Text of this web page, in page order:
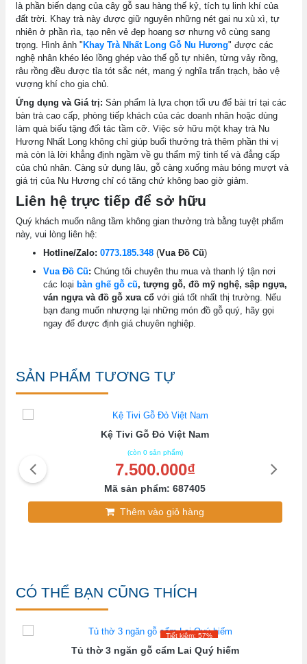
là phần biến dạng của cây gỗ sau hàng thế kỷ, tích tụ linh khí của
đất trời. Khay trà này được giữ nguyên những nét gai nu xù xì, tự
nhiên ở phần rìa, tạo nên vẻ đẹp hoang sơ nhưng vô cùng sang
trọng. Hình ảnh " Khay Trà Nhất Long Gỗ Nu Hương" được các
nghệ nhân khéo léo lồng ghép vào thế gỗ tự nhiên, từng vảy rồng,
râu rồng đều được tỉa tót sắc nét, mang ý nghĩa trấn trạch, bảo vệ
vượng khí cho gia chủ.
Ứng dụng và Giá trị: Sản phẩm là lựa chọn tối ưu để bài trí tại các
bàn trà cao cấp, phòng tiếp khách của các doanh nhân hoặc dùng
làm quà biếu tặng đối tác tầm cỡ. Việc sở hữu một khay trà Nu
Hương Nhất Long không chỉ giúp buổi thưởng trà thêm phần thi vị
mà còn là lời khẳng định ngầm về gu thẩm mỹ tinh tế và đẳng cấp
của chủ nhân. Càng sử dụng lâu, gỗ càng xuống màu bóng mượt và
giá trị của Nu Hương chỉ có tăng chứ không bao giờ giảm.
Liên hệ trực tiếp để sở hữu
Quý khách muốn nâng tầm không gian thưởng trà bằng tuyệt phẩm
này, vui lòng liên hệ:
Hotline/Zalo: 0773.185.348 (Vua Đồ Cũ)
Vua Đồ Cũ: Chúng tôi chuyên thu mua và thanh lý tận nơi
các loại bàn ghế gỗ cũ, tượng gỗ, đồ mỹ nghệ, sập ngựa,
ván ngựa và đồ gỗ xưa cổ với giá tốt nhất thị trường. Nếu
bạn đang muốn nhượng lại những món đồ gỗ quý, hãy gọi
ngay để được định giá chuyên nghiệp.
SẢN PHẨM TƯƠNG TỰ
Kệ Tivi Gỗ Đỏ Việt Nam
(còn 0 sản phẩm)
7.500.000₫
Mã sản phẩm: 687405
Thêm vào giỏ hàng
CÓ THỂ BẠN CŨNG THÍCH
Tiết kiệm: 57%
Tủ thờ 3 ngăn gỗ cẩm Lai Quý hiếm